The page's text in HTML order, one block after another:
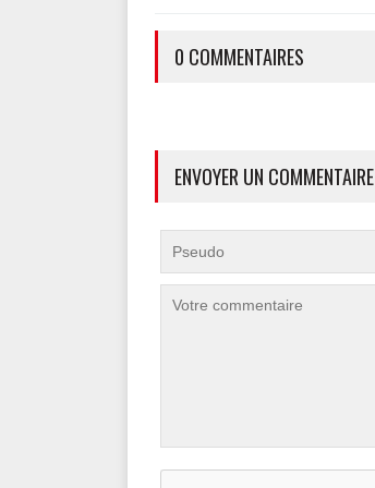
0 COMMENTAIRES
ENVOYER UN COMMENTAIRE